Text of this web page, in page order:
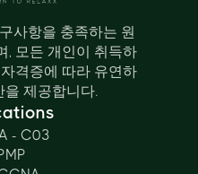
사항을 충족하는 원
, 모든 개인이 취득하
격증에 따라 유연하
을 제공합니다.
- C03